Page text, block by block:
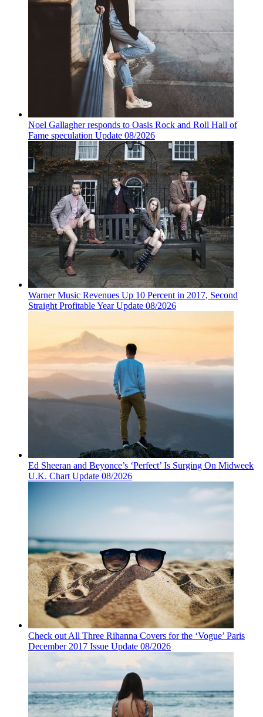
Noel Gallagher responds to Oasis Rock and Roll Hall of
Fame speculation Update 08/2026
Warner Music Revenues Up 10 Percent in 2017, Second
Straight Profitable Year Update 08/2026
Ed Sheeran and Beyonce’s ‘Perfect’ Is Surging On Midweek
U.K. Chart Update 08/2026
Check out All Three Rihanna Covers for the ‘Vogue’ Paris
December 2017 Issue Update 08/2026